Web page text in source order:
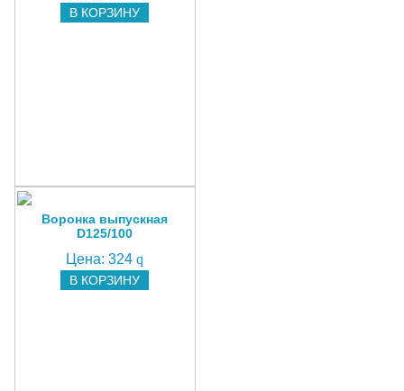
В КОРЗИНУ
Воронка выпускная
D125/100
Цена:324 q
В КОРЗИНУ